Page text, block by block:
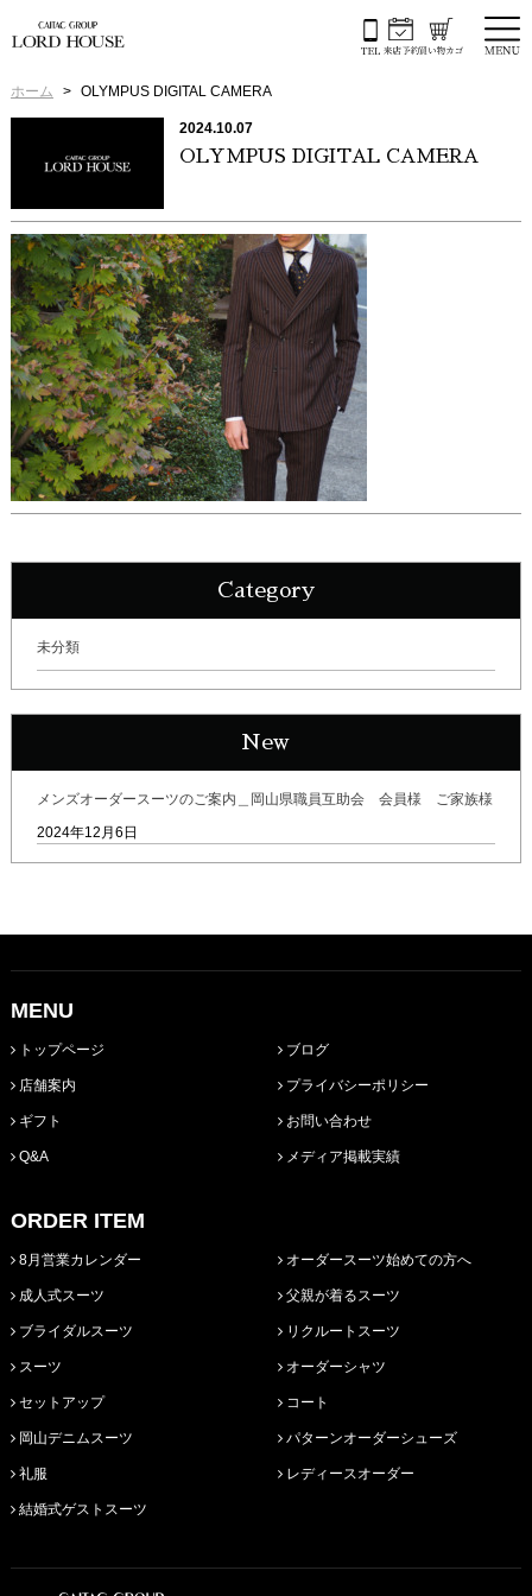
ホーム OLYMPUS DIGITAL CAMERA
2024.10.07
OLYMPUS DIGITAL CAMERA
Category
未分類
New
メンズオーダースーツのご案内＿岡山県職員互助会 会員様 ご家族様
2024年12月6日
MENU
トップページ
店舗案内
ギフト
Q&A
ブログ
プライバシーポリシー
お問い合わせ
メディア掲載実績
ORDER ITEM
8月営業カレンダー
成人式スーツ
ブライダルスーツ
スーツ
セットアップ
岡山デニムスーツ
礼服
結婚式ゲストスーツ
オーダースーツ始めての方へ
父親が着るスーツ
リクルートスーツ
オーダーシャツ
コート
パターンオーダーシューズ
レディースオーダー